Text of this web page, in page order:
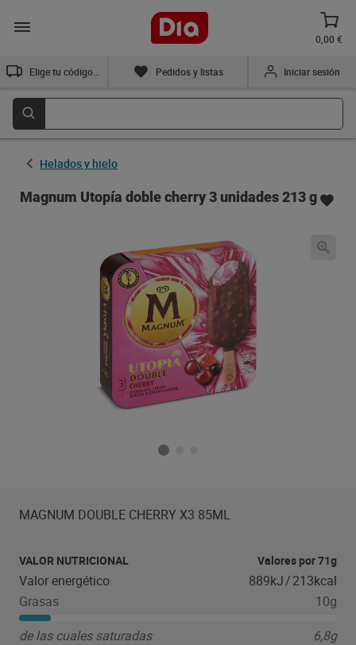
0,00 €
Pedidos y listas Iniciar sesión
Helados y hielo
Magnum Utopía doble cherry 3 unidades 213 g
MAGNUM DOUBLE CHERRY X3 85ML
VALOR NUTRICIONAL Valores por 71g
Valor energético 889kJ/213kcal
Grasas
10g
de las cuales saturadas
6,8g